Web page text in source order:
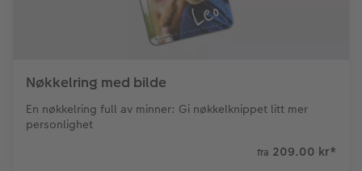
Nøkkelring med bilde
En nøkkelring full av minner: Gi nøkkelknippet litt mer
personlighet
fra 209.00 kr*